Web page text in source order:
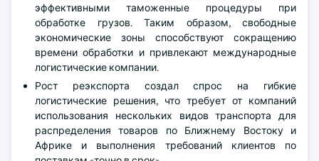
эффективными таможенные процедуры при
обработке грузов. Таким образом, свободные
экономические зоны способствуют сокращению
времени обработки и привлекают международные
логистические компании.
Рост реэкспорта создал спрос на гибкие
логистические решения, что требует от компаний
использования нескольких видов транспорта для
распределения товаров по Ближнему Востоку и
Африке и выполнения требований клиентов по